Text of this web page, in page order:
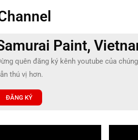
Paint,
quên đăng ký kênh youtube của
thú vị hơn.
ĐĂNG KÝ